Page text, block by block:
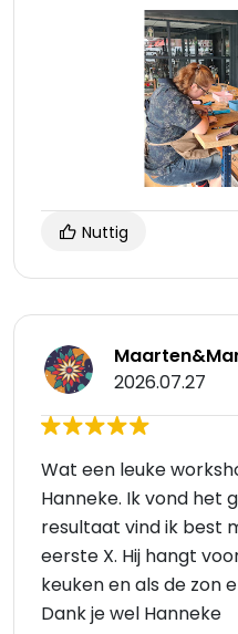
Nuttig
2026.07.27
Wat een leuke
Hanneke. Ik vond het
resultaat vind ik best
eerste X. Hij hangt
keuken en als de zon
Dank je wel Hanneke